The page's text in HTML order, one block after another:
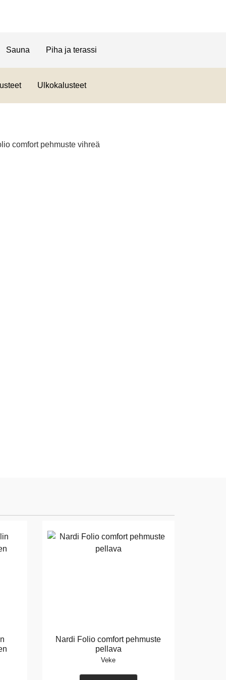
Sauna Piha ja terassi
Ulkokalusteet
Nardi Folio comfort pehmuste
pellava
Veke